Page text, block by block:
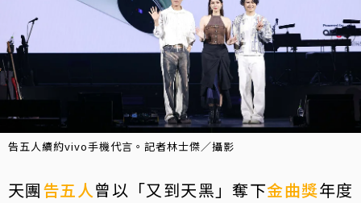
告五人續約vivo手機代言。記者林士傑／攝影
天團告五人曾以「又到天黑」奪下金曲獎年度